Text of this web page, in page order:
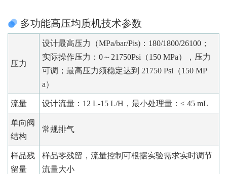
多功能高压均质机技术参数
压力
设计最高压力（MPa/bar/Pis)：180/1800/26100；
实际操作压力：0～21750Psi（150 MPa），压力
可调；最高压力须稳定达到 21750 Psi（150 MP
a）
流量 设计流量：12 L-15 L/H，最小处理量：≤ 45 mL
单向阀
结构
常规排气
样品残
留量
样品零残留，流量控制可根据实验需求实时调节
流量大小